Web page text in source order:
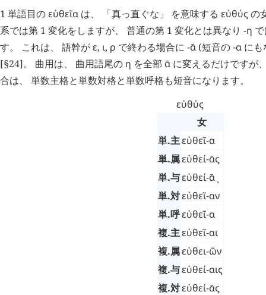
1 単語目のεὐθεῖα は、 「真っ直ぐな」 を意味する εὐθύς の
系では第 1 変化をしますが、 普通の第 1 変化とは異なり -η
す。 これは、 語幹がε, ι, ρ で終わる場合に -ᾱ (短音の-α に
[§24]。 曲用は、 曲用語尾の η を全部 ᾱ に変えるだけですが
合は、 単数主格と単数対格と単数呼格も短音になります。
εὐθύς
女
単.主εὐθεῖ-α
単.属εὐθεί-ᾱς
単.与εὐθεί-ᾱ
単.対εὐθεῖ-αν
単.呼εὐθεῖ-α
複.主εὐθεῖ-αι
複.属εὐθει-ῶν
複.与εὐθεί-αις
複.対εὐθεί-ᾱς